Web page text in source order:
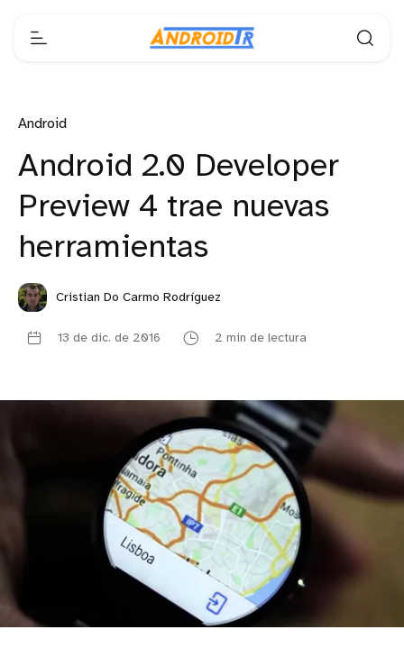
Android
Android 2.0 Developer
Preview 4 trae nuevas
herramientas
Cristian Do Carmo Rodríguez
13 de dic. de 2016 2 min de lectura